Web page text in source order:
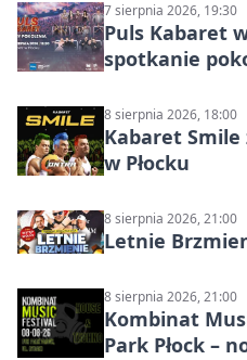
7 sierpnia 2026, 19:30
Puls Kabaret
spotkanie
8 sierpnia 2026, 18:00
Kabaret Smile
w Płocku
8 sierpnia 2026, 21:00
Letnie
8 sierpnia 2026, 21:00
Kombinat
Park Płock –